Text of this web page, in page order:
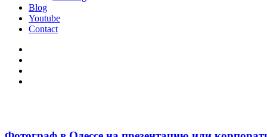
Blog
Youtube
Contact